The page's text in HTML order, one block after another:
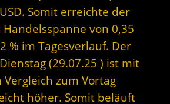
Somit erreichte der
von 0,35
% im Tagesverlauf. Der
(29.07.25 ) ist mit
Vergleich zum Vortag
höher. Somit beläuft